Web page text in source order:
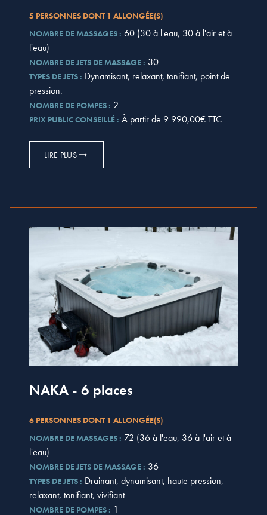
5 PERSONNES DONT 1 ALLONGÉE(S)
NOMBRE DE MASSAGES : 60 (30 à l'eau, 30 à l'air et à
l'eau)
NOMBRE DE JETS DE MASSAGE : 30
TYPES DE JETS : Dynamisant, relaxant, tonifiant, point de
pression.
NOMBRE DE POMPES : 2
PRIX PUBLIC CONSEILLÉ : À partir de 9 990,00€ TTC
LIRE PLUS
NAKA - 6 places
6 PERSONNES DONT 1 ALLONGÉE(S)
NOMBRE DE MASSAGES : 72 (36 à l'eau, 36 à l'air et à
l'eau)
NOMBRE DE JETS DE MASSAGE : 36
TYPES DE JETS : Drainant, dynamisant, haute pression,
relaxant, tonifiant, vivifiant
NOMBRE DE POMPES : 1